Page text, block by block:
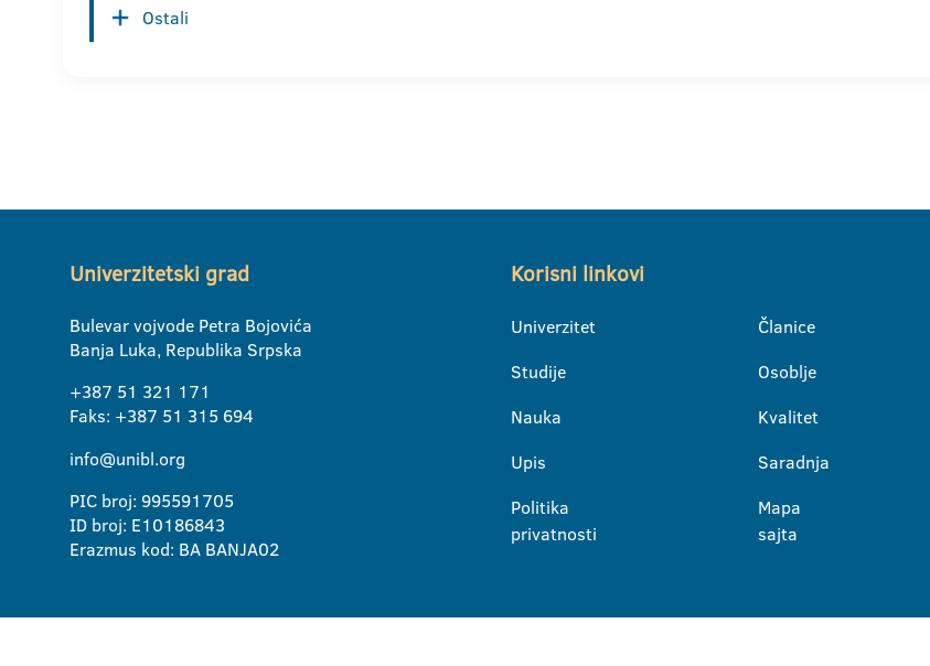
Ostali
Univerzitetski grad
Bulevar vojvode Petra Bojovića
Banja Luka, Republika Srpska
+387 51 321 171
Faks: +387 51 315 694
info@unibl.org
PIC broj: 995591705
ID broj: E10186843
Erazmus kod: BA BANJA02
Korisni linkovi
Univerzitet
Studije
Nauka
Upis
Politika
privatnosti
Članice
Osoblje
Kvalitet
Saradnja
Mapa
sajta